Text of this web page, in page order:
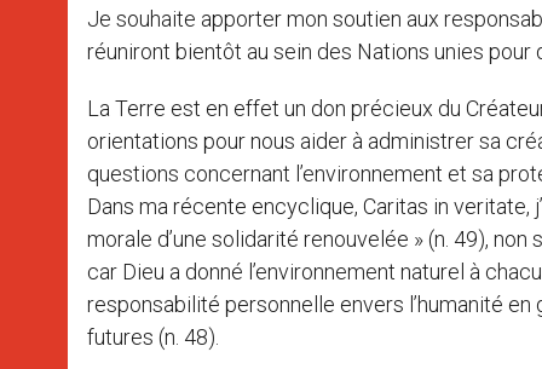
Je souhaite apporter mon soutien aux
réuniront bientôt au sein des Nations unies
La Terre est en effet un don précieux du
orientations pour nous aider à administrer sa
questions concernant l’environnement et sa
Dans ma récente encyclique, Caritas in veritate,
morale d’une solidarité renouvelée » (n. 49),
car Dieu a donné l’environnement naturel à
responsabilité personnelle envers l’humanité
futures (n. 48).